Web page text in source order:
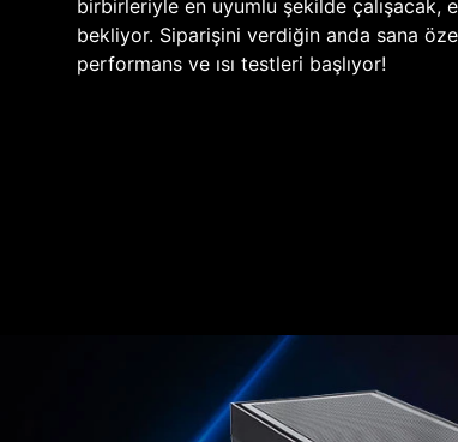
birbirleriyle en uyumlu şekilde çalışacak,
bekliyor. Siparişini verdiğin anda sana
performans ve ısı testleri başlıyor!